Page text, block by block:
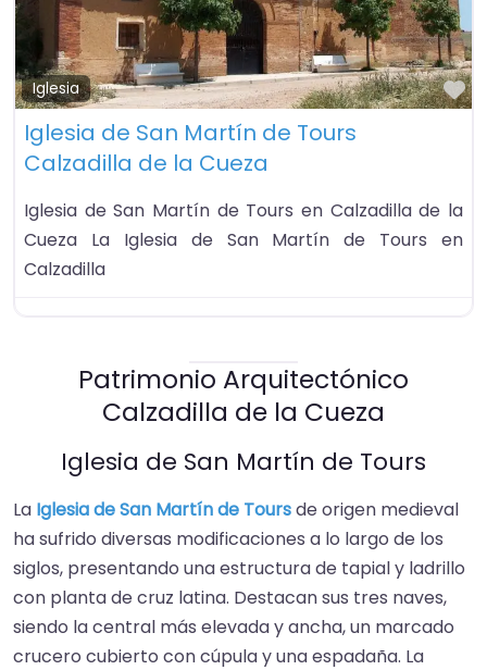
Iglesia
Iglesia de San Martín de Tours
Calzadilla de la Cueza
Iglesia de San Martín de Tours en Calzadilla de la
Cueza La Iglesia de San Martín de Tours en
Calzadilla
Patrimonio Arquitectónico
Calzadilla de la Cueza
Iglesia de San Martín de Tours
La Iglesia de San Martín de Toursde origen medieval
ha sufrido diversas modificaciones a lo largo de los
siglos, presentando una estructura de tapial y ladrillo
con planta de cruz latina. Destacan sus tres naves,
siendo la central más elevada y ancha, un marcado
crucero cubierto con cúpula y una espadaña. La